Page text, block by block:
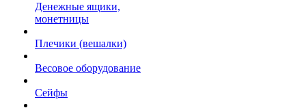
Денежные ящики,
монетницы
Плечики (вешалки)
Весовое оборудование
Сейфы